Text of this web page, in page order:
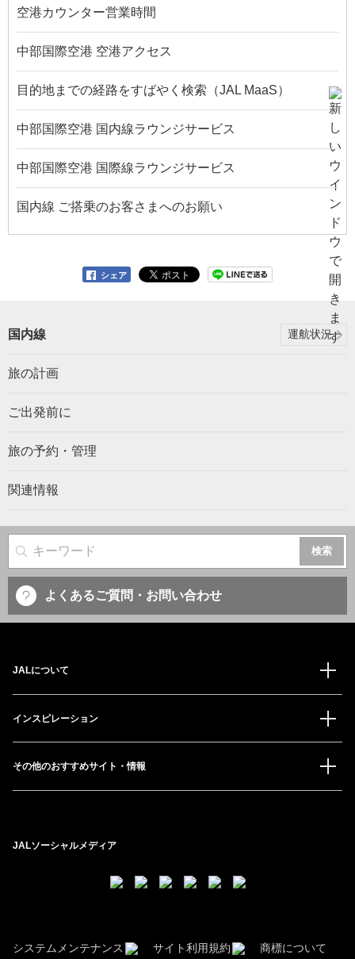
空港カウンター営業時間
中部国際空港 空港アクセス
目的地までの経路をすばやく検索（JAL MaaS）
中部国際空港 国内線ラウンジサービス
中部国際空港 国際線ラウンジサービス
国内線 ご搭乗のお客さまへのお願い
シェア
国内線 運航状況
旅の計画
ご出発前に
旅の予約・管理
関連情報
サイト内検索
よくあるご質問・お問い合わせ
JALについて
インスピレーション
その他のおすすめサイト・情報
JALソーシャルメディア
システムメンテナンス サイト利用規約 商標について